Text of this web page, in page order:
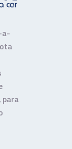
a-
para